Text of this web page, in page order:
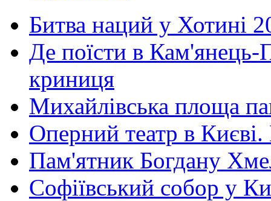
Битва наций у Хотині
Де поїсти в Кам'янець-
криниця
Михайлівська площа
Оперний театр в
Пам'ятник Богдану
Софіївський собор у